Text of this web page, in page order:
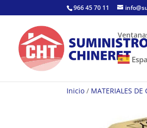
966 45 70 11
Inicio / MATERIALES DE